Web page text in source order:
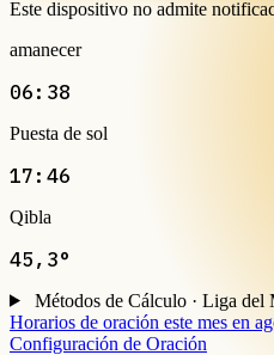
Este dispositivo no admite
amanecer
06:38
Puesta de sol
17:46
Qibla
45,3°
Métodos de Cálculo · Liga del
Horarios de oración este mes en
Configuración de Oración